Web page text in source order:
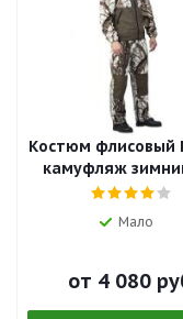
Костюм флисовый
камуфляж
Мало
от 4 080